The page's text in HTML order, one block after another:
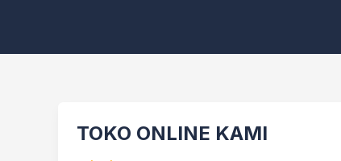
TOKO ONLINE KAMI
TOKO